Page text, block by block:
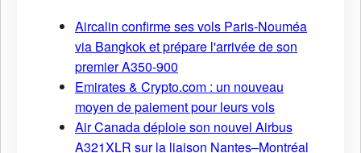
Aircalin confirme ses vols Paris-Nouméa
via Bangkok et prépare l'arrivée de son
premier A350-900
Emirates & Crypto.com : un nouveau
moyen de paiement pour leurs vols
Air Canada déploie son nouvel Airbus
A321XLR sur la liaison Nantes–Montréal